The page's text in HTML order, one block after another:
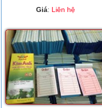
Giá: Liên hệ